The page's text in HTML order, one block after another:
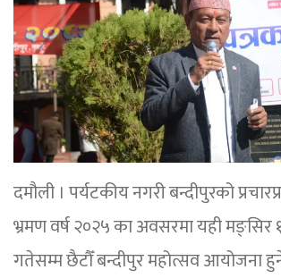
दमौली । पर्यटकीय नगरी बन्दीपुरको
भ्रमण वर्ष २०२५ का अवसरमा यही
गतेसम्म छैटौँ बन्दीपुर महोत्सव आयोजना